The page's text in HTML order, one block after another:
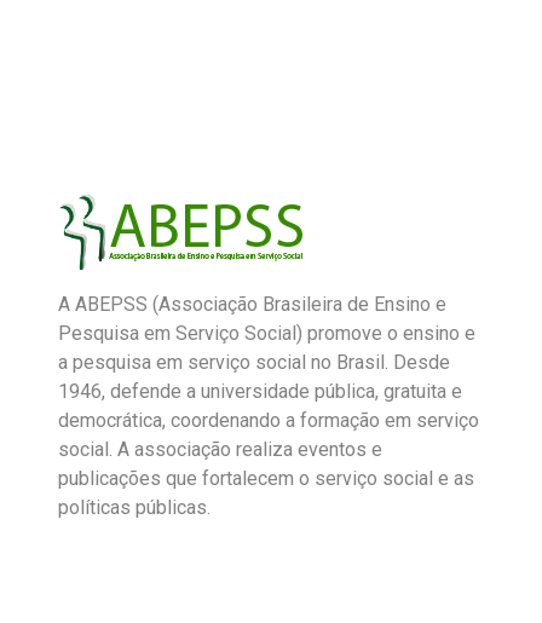
A ABEPSS (Associação Brasileira de Ensino e
Pesquisa em Serviço Social) promove o ensino e
a pesquisa em serviço social no Brasil. Desde
1946, defende a universidade pública, gratuita e
democrática, coordenando a formação em serviço
social. A associação realiza eventos e
publicações que fortalecem o serviço social e as
políticas públicas.